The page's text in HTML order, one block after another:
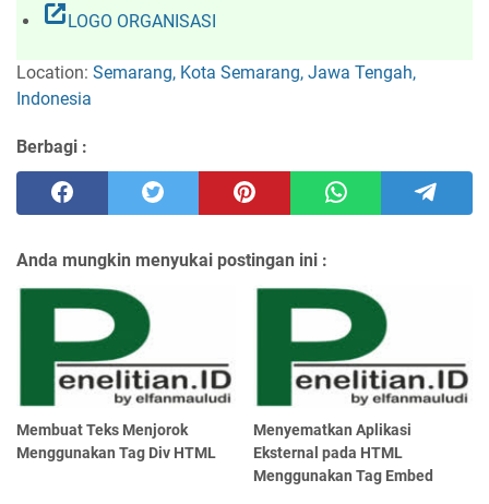
open_in_new LOGO ORGANISASI
Location: Semarang, Kota Semarang, Jawa Tengah,
Indonesia
Berbagi :
Anda mungkin menyukai postingan ini :
Membuat Teks Menjorok
Menggunakan Tag Div HTML
Menyematkan Aplikasi
Eksternal pada HTML
Menggunakan Tag Embed